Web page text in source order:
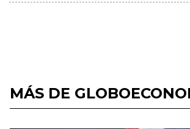
MÁS DE